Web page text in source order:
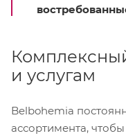
и услугам
Belbohemia
ассортимента,